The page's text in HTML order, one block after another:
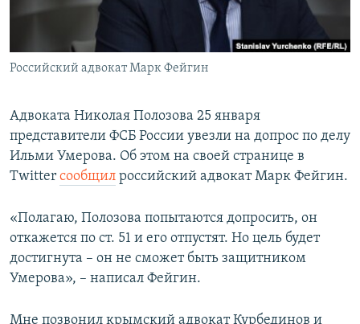
ПОБЕДИТЕЛЕЙ НЕ СУДЯТ?
КРЫМ.НЕПОКОРЕННЫЙ
ELIFBE
ПРИСОЕДИНЯЙТЕСЬ!
Все сайты RFE/RL
Российский адвокат Марк Фейгин
Адвоката Николая Полозова 25 января
представители ФСБ России увезли на допрос по делу
Ильми Умерова. Об этом на своей странице в
Twitter cообщил российский адвокат Марк Фейгин.
«Полагаю, Полозова попытаются допросить, он
откажется по ст. 51 и его отпустят. Но цель будет
достигнута – он не сможет быть защитником
Умерова», – написал Фейгин.
Мне позвонил крымский адвокат Курбединов и